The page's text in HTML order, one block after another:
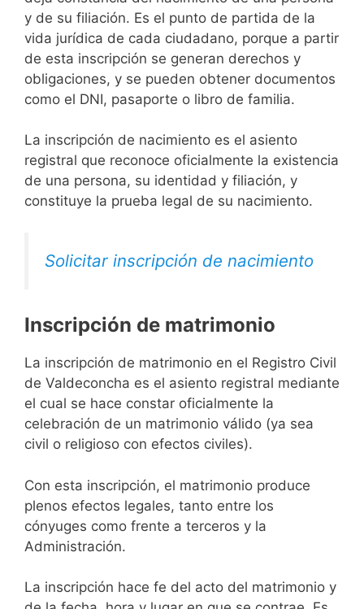
y de su filiación. Es el punto de partida de la
vida jurídica de cada ciudadano, porque a partir
de esta inscripción se generan derechos y
obligaciones, y se pueden obtener documentos
como el DNI, pasaporte o libro de familia.
La inscripción de nacimiento es el asiento
registral que reconoce oficialmente la existencia
de una persona, su identidad y filiación, y
constituye la prueba legal de su nacimiento.
Solicitar inscripción de nacimiento
Inscripción de matrimonio
La inscripción de matrimonio en el Registro Civil
de Valdeconcha es el asiento registral mediante
el cual se hace constar oficialmente la
celebración de un matrimonio válido (ya sea
civil o religioso con efectos civiles).
Con esta inscripción, el matrimonio produce
plenos efectos legales, tanto entre los
cónyuges como frente a terceros y la
Administración.
La inscripción hace fe del acto del matrimonio y